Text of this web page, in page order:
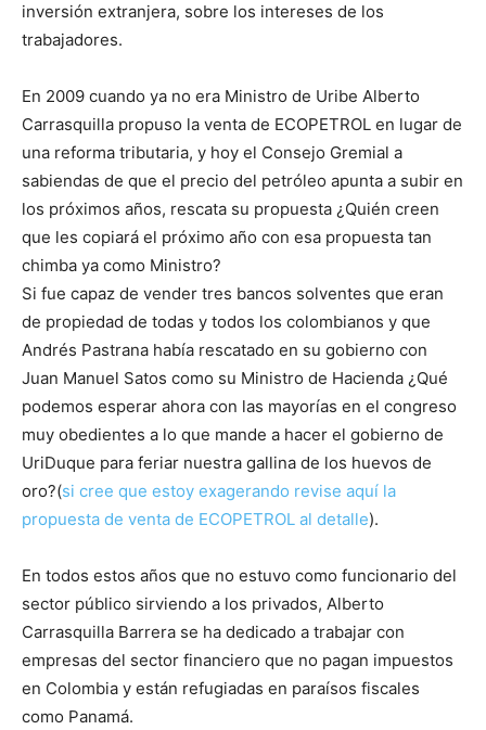
inversión extranjera, sobre los intereses de los
trabajadores.
En 2009 cuando ya no era Ministro de Uribe Alberto
Carrasquilla propuso la venta de ECOPETROL en lugar de
una reforma tributaria, y hoy el Consejo Gremial a
sabiendas de que el precio del petróleo apunta a subir en
los próximos años, rescata su propuesta ¿Quién creen
que les copiará el próximo año con esa propuesta tan
chimba ya como Ministro?
Si fue capaz de vender tres bancos solventes que eran
de propiedad de todas y todos los colombianos y que
Andrés Pastrana había rescatado en su gobierno con
Juan Manuel Satos como su Ministro de Hacienda ¿Qué
podemos esperar ahora con las mayorías en el congreso
muy obedientes a lo que mande a hacer el gobierno de
UriDuque para feriar nuestra gallina de los huevos de
oro?(si cree que estoy exagerando revise aquí la
propuesta de venta de ECOPETROL al detalle).
En todos estos años que no estuvo como funcionario del
sector público sirviendo a los privados, Alberto
Carrasquilla Barrera se ha dedicado a trabajar con
empresas del sector financiero que no pagan impuestos
en Colombia y están refugiadas en paraísos fiscales
como Panamá.